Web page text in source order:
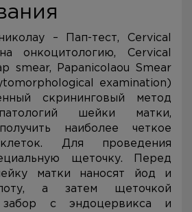
– Пап-тест, Cervical
онкоцитологию, Cervical
smear, Papanicolaou Smear
examination)
скрининговый метод
шейки матки,
наиболее четкое
Для проведения
щеточку. Перед
матки наносят йод и
а затем щеточкой
забор с эндоцервикса и